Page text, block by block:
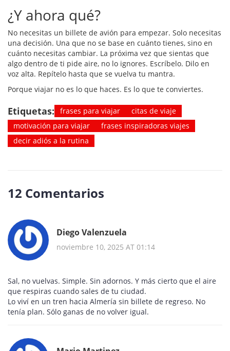
¿Y ahora qué?
No necesitas un billete de avión para empezar. Solo necesitas
una decisión. Una que no se base en cuánto tienes, sino en
cuánto necesitas cambiar. La próxima vez que sientas que
algo dentro de ti pide aire, no lo ignores. Escríbelo. Dilo en
voz alta. Repítelo hasta que se vuelva tu mantra.
Porque viajar no es lo que haces. Es lo que te conviertes.
Etiquetas: frases para viajar
citas de viaje
motivación para viajar
frases inspiradoras viajes
decir adiós a la rutina
12 Comentarios
Diego Valenzuela
noviembre 10, 2025 AT 01:14
Sal, no vuelvas. Simple. Sin adornos. Y más cierto que el aire
que respiras cuando sales de tu ciudad.
Lo viví en un tren hacia Almería sin billete de regreso. No
tenía plan. Sólo ganas de no volver igual.